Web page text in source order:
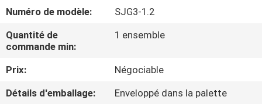
VISITE
L'USINE
Numéro de modèle:
SJG3-1.2
Quantité de
commande min:
1 ensemble
Prix:
Négociable
Détails d'emballage:
Enveloppé dans la palette